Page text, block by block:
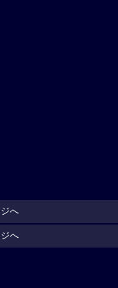
へ
へ